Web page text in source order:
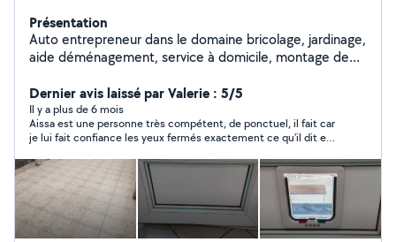
Présentation
Auto entrepreneur dans le domaine bricolage, jardinage,
aide déménagement, service à domicile, montage de
travaux de maçonnerie, terrassement, peinture)
Dernier avis laissé par Valerie : 5/5
Il y a plus de 6 mois
Aissa est une personne très compétent, de ponctuel, il fait car
je lui fait confiance les yeux fermés exactement ce qu'il dit et il
d'ailleurs il est déjà prévu de revenir l'année prochaine pour un